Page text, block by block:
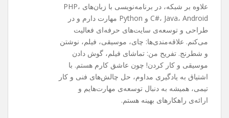
علاوه بر شبکه، در برنامه‌نویسی با زبان‌های PHP،
C#، Java، Android و Python مهارت دارم و در
طراحی و توسعه‌ی سایت‌های حرفه‌ای فعالیت
می‌کنم. علاقه‌مندی‌ها: چای، موسیقی، فیلم، نوشتن
و شطرنج. تفریح من: تماشای فیلم، گوش دادن
موسیقی و کار کردن! چون عاشق کارم هستم. با
اشتیاق به یادگیری مداوم، حل چالش‌های فنی و کار
تیمی، همیشه به دنبال توسعه‌ی مهارت‌هایم و
ارائه‌ی راهکارهای بهینه هستم.